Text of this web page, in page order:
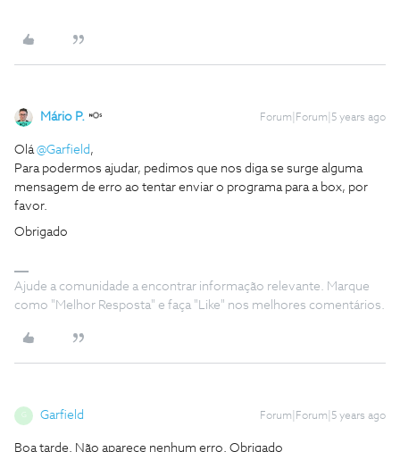
Mário P. Forum|Forum|5 years ago
Olá @Garfield,
Para podermos ajudar, pedimos que nos diga se surge alguma
mensagem de erro ao tentar enviar o programa para a box, por
favor.
Obrigado
Ajude a comunidade a encontrar informação relevante. Marque
como "Melhor Resposta" e faça "Like" nos melhores comentários.
Garfield Forum|Forum|5 years ago
Boa tarde. Não aparece nenhum erro. Obrigado